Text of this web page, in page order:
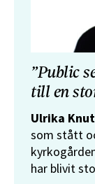
”Public
till en
Ulrika
som stått
har blivit